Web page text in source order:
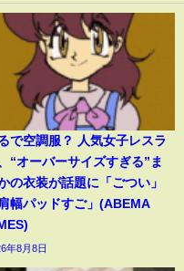
で空調服？ 人気女子レスラ
“オーバーサイズすぎる”ま
の衣装が話題に「ごつい」
肩幅パッドすご」(ABEMA
年8月8日